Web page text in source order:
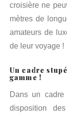
croisière ne
mètres de
amateurs de
de leur voyage !
Un cadre
gamme !
Dans un
disposition